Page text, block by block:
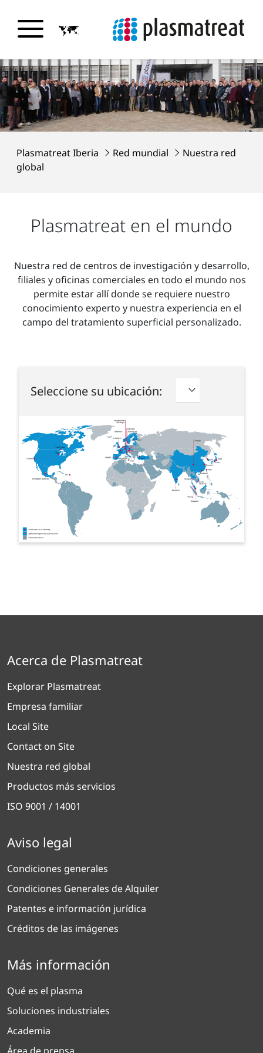
Plasmatreat Iberia Red mundial
Nuestra red
global
Plasmatreat en el mundo
Nuestra red de centros de investigación y desarrollo,
filiales y oficinas comerciales en todo el mundo nos
permite estar allí donde se requiere nuestro
conocimiento experto y nuestra experiencia en el
campo del tratamiento superficial personalizado.
Seleccione su ubicación:
Acerca de Plasmatreat
Explorar Plasmatreat
Empresa familiar
Local Site
Contact on Site
Nuestra red global
Productos más servicios
ISO 9001 / 14001
Aviso legal
Condiciones generales
Condiciones Generales de Alquiler
Patentes e información jurídica
Créditos de las imágenes
Más información
Qué es el plasma
Soluciones industriales
Academia